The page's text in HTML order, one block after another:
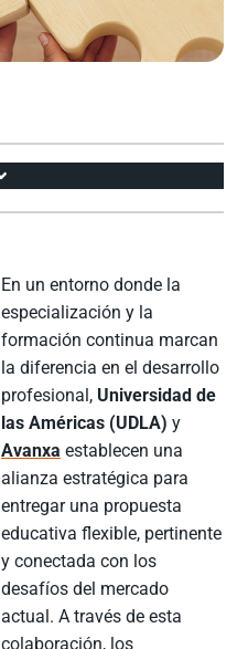
En un entorno donde la
especialización y la
formación continua marcan
la diferencia en el desarrollo
profesional, Universidad de
las Américas (UDLA) y
Avanxa establecen una
alianza estratégica para
entregar una propuesta
educativa flexible, pertinente
y conectada con los
desafíos del mercado
actual. A través de esta
colaboración, los